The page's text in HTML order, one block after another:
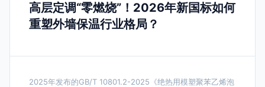
高层定调“零燃烧”！2026年新国标如何
重塑外墙保温行业格局？
2025年发布的GB/T 10801.2-2025《绝热用模塑聚苯乙烯泡